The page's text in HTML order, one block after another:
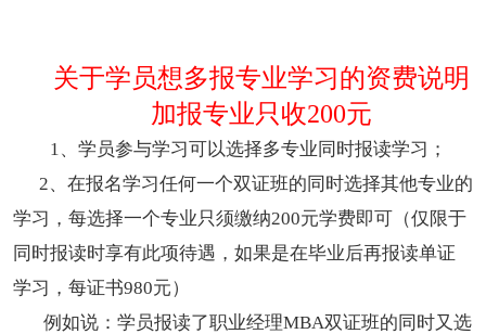
关于学员想多报专业学习的资费说明
加报专业只收200元
1、学员参与学习可以选择多专业同时报读学习；
2、在报名学习任何一个双证班的同时选择其他专业的
学习，每选择一个专业只须缴纳200元学费即可（仅限于
同时报读时享有此项待遇，如果是在毕业后再报读单证
学习，每证书980元）
例如说：学员报读了职业经理MBA双证班的同时又选